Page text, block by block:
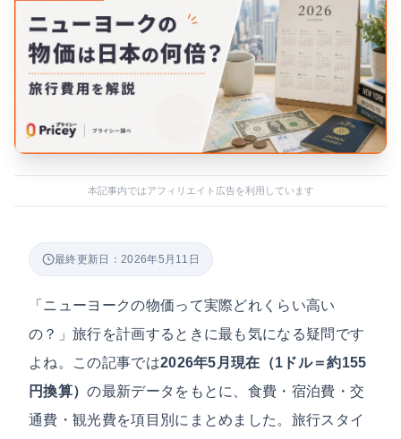
本記事内ではアフィリエイト広告を利用しています
最終更新日：2026年5月11日
「ニューヨークの物価って実際どれくらい高い
の？」旅行を計画するときに最も気になる疑問です
よね。この記事では2026年5月現在（1ドル＝約155
円換算）の最新データをもとに、食費・宿泊費・交
通費・観光費を項目別にまとめました。旅行スタイ